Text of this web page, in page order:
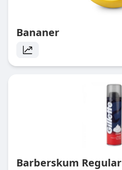
Bananer
Barberskum Regular